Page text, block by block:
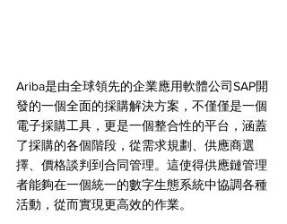
Ariba是由全球領先的企業應用軟體公司SAP開
發的一個全面的採購解決方案，不僅僅是一個
電子採購工具，更是一個整合性的平台，涵蓋
了採購的各個階段，從需求規劃、供應商選
擇、價格談判到合同管理。這使得供應鏈管理
者能夠在一個統一的數字生態系統中協調各種
活動，從而實現更高效的作業。